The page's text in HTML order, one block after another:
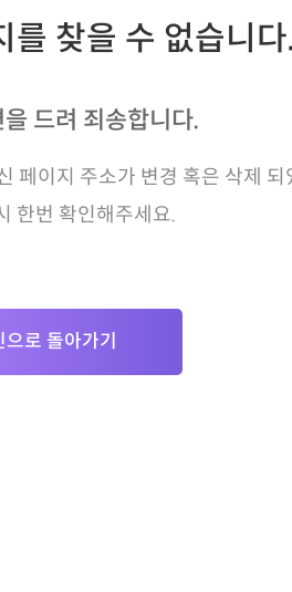
를 찾을 수 없습니다.
드려 죄송합니다.
페이지 주소가 변경 혹은 삭제 되
한번 확인해주세요.
으로 돌아가기